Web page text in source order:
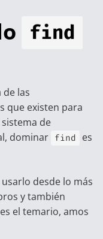
find
de las
que existen para
de
dominar find
es
desde lo más
y también
el temario, amos